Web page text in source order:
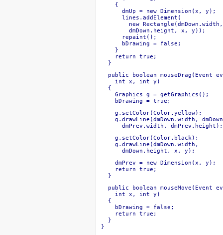
    {
      dmUp = new Dimension(x, y);
      lines.addElement(
new
        dmDown.height, x, y));
      repaint();
      bDrawing = false;
    }
    return true;
  }
public boolean mouseDrag(Event
    int x, int y)
  {
    Graphics g = getGraphics();
    bDrawing = true;
    g.setColor(Color.yellow);
g.drawLine(dmDown.width,
      dmPrev.width, dmPrev.height);
    g.setColor(Color.black);
    g.drawLine(dmDown.width,
      dmDown.height, x, y);
    dmPrev = new Dimension(x, y);
    return true;
  }
public boolean mouseMove(Event
    int x, int y)
  {
    bDrawing = false;
    return true;
  }
}